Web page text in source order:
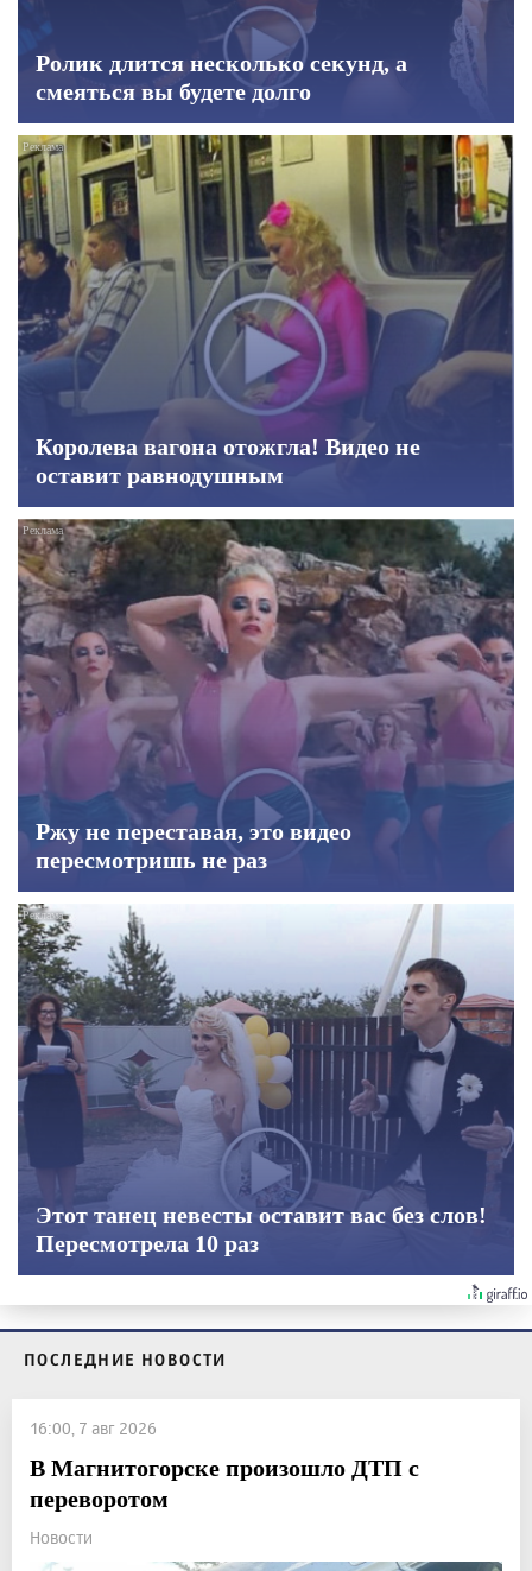
Ролик длится несколько секунд, а
смеяться вы будете долго
Королева вагона отожгла! Видео не
оставит равнодушным
Ржу не переставая, это видео
пересмотришь не раз
Этот танец невесты оставит вас без слов!
Пересмотрела 10 раз
ПОСЛЕДНИЕ НОВОСТИ
16:00, 7 авг 2026
В Магнитогорске произошло ДТП с
переворотом
Новости